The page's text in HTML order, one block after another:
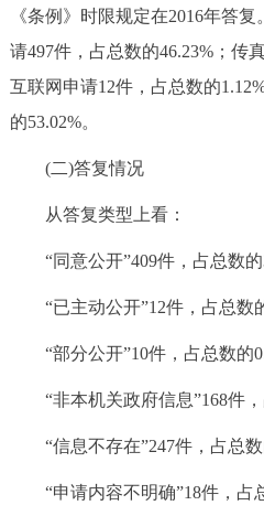
《条例》时限规定在2016年答
请497件，占总数的46.23%；传
互联网申请12件，占总数的
的53.02%。
(二)答复情况
从答复类型上看：
“同意公开”409件，占总数的
“已主动公开”12件，占总数的
“部分公开”10件，占总数的
“非本机关政府信息”168件，
“信息不存在”247件，占总数
“申请内容不明确”18件，占总